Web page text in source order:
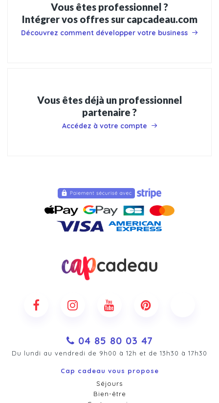
Vous êtes professionnel ?
Intégrer vos offres sur capcadeau.com
Découvrez comment développer votre business
Vous êtes déjà un professionnel
partenaire ?
Accédez à votre compte
04 85 80 03 47
Du lundi au vendredi de 9h00 à 12h et de 13h30 à 17h30
Cap cadeau vous propose
Séjours
Bien-être